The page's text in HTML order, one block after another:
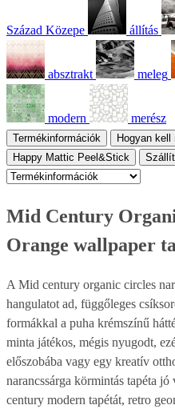
Század Közepe állítás
absztrakt meleg
modern merész
Termékinformációk Hogyan kell
Happy Mattic Peel&Stick
Mid Century
Orange wallpaper
A Mid century organic circles
hangulatot ad, függőleges
formákkal a puha krémszínű
minta játékos, mégis nyugodt,
előszobába vagy egy kreatív
narancssárga körmintás tapéta
century modern tapétát, retro